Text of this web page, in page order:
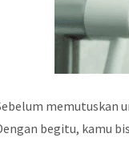
memutuskan
begitu, kamu